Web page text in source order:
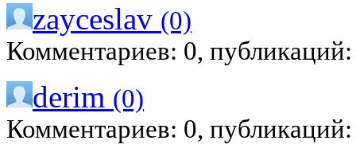
zayceslav (0)
Комментариев: 0,
derim (0)
Комментариев: 0,